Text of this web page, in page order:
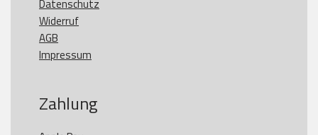
Datenschutz
Widerruf
AGB
Impressum
Zahlung